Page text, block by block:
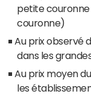
petite couronne
couronne)
Au prix observé
dans les
Au prix moyen
les